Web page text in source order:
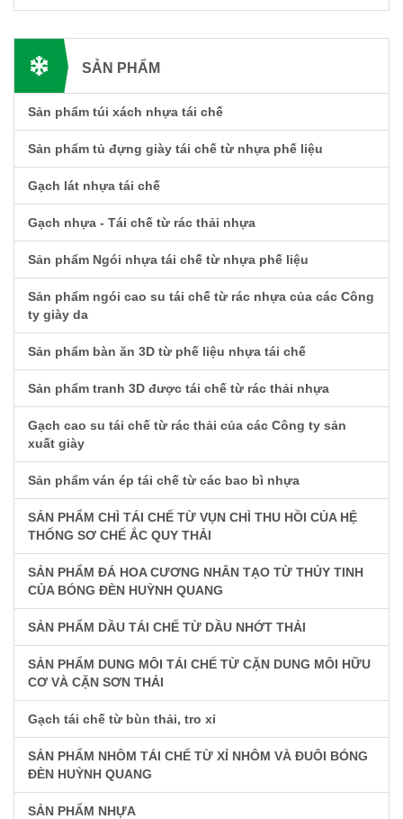
SẢN PHẨM
Sản phẩm túi xách nhựa tái chế
Sản phẩm tủ đựng giày tái chế từ nhựa phế liệu
Gạch lát nhựa tái chế
Gạch nhựa - Tái chế từ rác thải nhựa
Sản phẩm Ngói nhựa tái chế từ nhựa phế liệu
Sản phẩm ngói cao su tái chế từ rác nhựa của các Công
ty giày da
Sản phẩm bàn ăn 3D từ phế liệu nhựa tái chế
Sản phẩm tranh 3D được tái chế từ rác thải nhựa
Gạch cao su tái chế từ rác thải của các Công ty sản
xuất giày
Sản phẩm ván ép tái chế từ các bao bì nhựa
SẢN PHẨM CHÌ TÁI CHẾ TỪ VỤN CHÌ THU HỒI CỦA HỆ
THỐNG SƠ CHẾ ẮC QUY THẢI
SẢN PHẨM ĐÁ HOA CƯƠNG NHÂN TẠO TỪ THỦY TINH
CỦA BÓNG ĐÈN HUỲNH QUANG
SẢN PHẨM DẦU TÁI CHẾ TỪ DẦU NHỚT THẢI
SẢN PHẨM DUNG MÔI TÁI CHẾ TỪ CẶN DUNG MÔI HỮU
CƠ VÀ CẶN SƠN THẢI
Gạch tái chế từ bùn thải, tro xỉ
SẢN PHẨM NHÔM TÁI CHẾ TỪ XỈ NHÔM VÀ ĐUÔI BÓNG
ĐÈN HUỲNH QUANG
SẢN PHẨM NHỰA